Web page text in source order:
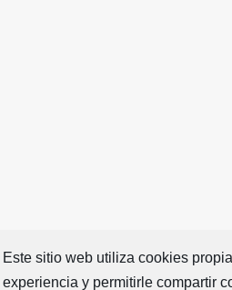
Este sitio web utiliza cookies
experiencia y permitirle compartir